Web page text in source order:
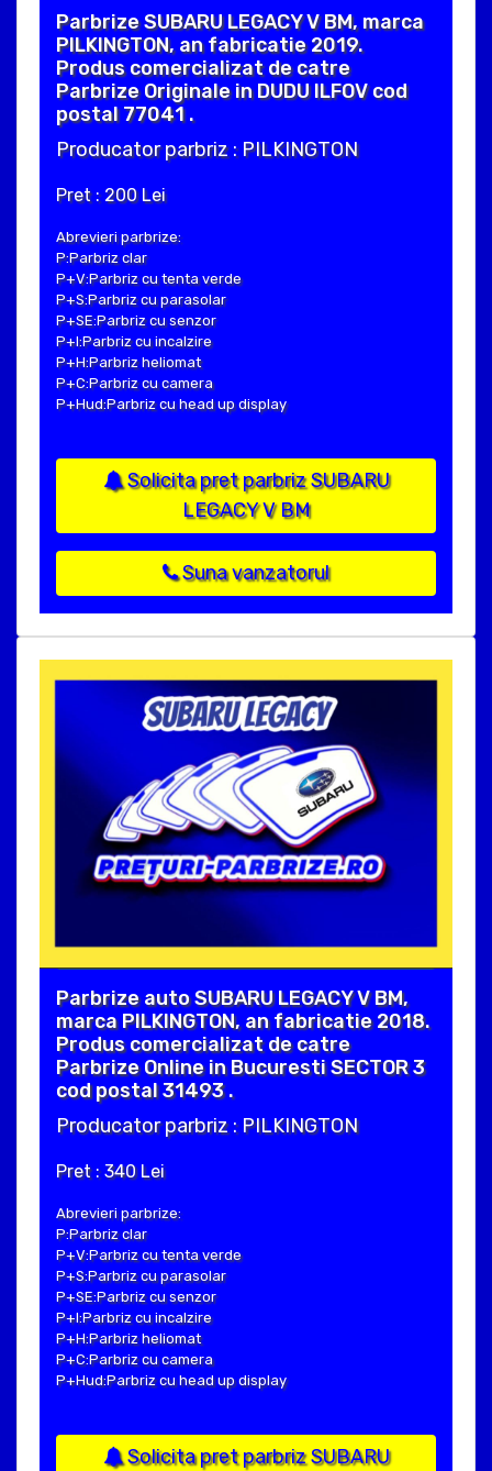
Parbrize SUBARU LEGACY V BM, marca
PILKINGTON, an fabricatie 2019.
Produs comercializat de catre
Parbrize Originale in DUDU ILFOV cod
postal 77041 .
Producator parbriz : PILKINGTON
Pret : 200 Lei
Abrevieri parbrize:
P:Parbriz clar
P+V:Parbriz cu tenta verde
P+S:Parbriz cu parasolar
P+SE:Parbriz cu senzor
P+I:Parbriz cu incalzire
P+H:Parbriz heliomat
P+C:Parbriz cu camera
P+Hud:Parbriz cu head up display
Solicita pret parbriz SUBARU
LEGACY V BM
Suna vanzatorul
Parbrize auto SUBARU LEGACY V BM,
marca PILKINGTON, an fabricatie 2018.
Produs comercializat de catre
Parbrize Online in Bucuresti SECTOR 3
cod postal 31493 .
Producator parbriz : PILKINGTON
Pret : 340 Lei
Abrevieri parbrize:
P:Parbriz clar
P+V:Parbriz cu tenta verde
P+S:Parbriz cu parasolar
P+SE:Parbriz cu senzor
P+I:Parbriz cu incalzire
P+H:Parbriz heliomat
P+C:Parbriz cu camera
P+Hud:Parbriz cu head up display
Solicita pret parbriz SUBARU